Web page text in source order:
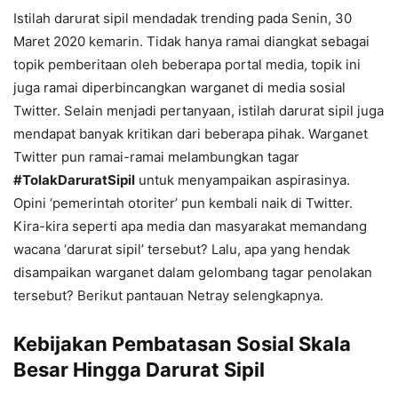
Istilah darurat sipil mendadak trending pada Senin, 30
Maret 2020 kemarin. Tidak hanya ramai diangkat sebagai
topik pemberitaan oleh beberapa portal media, topik ini
juga ramai diperbincangkan warganet di media sosial
Twitter. Selain menjadi pertanyaan, istilah darurat sipil juga
mendapat banyak kritikan dari beberapa pihak. Warganet
Twitter pun ramai-ramai melambungkan tagar
#TolakDaruratSipil untuk menyampaikan aspirasinya.
Opini ‘pemerintah otoriter’ pun kembali naik di Twitter.
Kira-kira seperti apa media dan masyarakat memandang
wacana ‘darurat sipil’ tersebut? Lalu, apa yang hendak
disampaikan warganet dalam gelombang tagar penolakan
tersebut? Berikut pantauan Netray selengkapnya.
Kebijakan Pembatasan Sosial Skala
Besar Hingga Darurat Sipil